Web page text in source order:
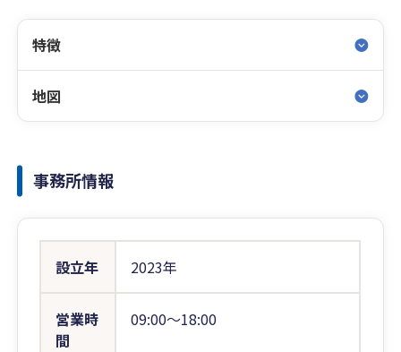
特徴
地図
事務所情報
設立年 2023年
営業時
間
09:00〜18:00